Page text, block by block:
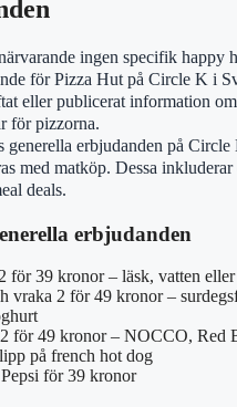
ingen specifik happy
för Pizza Hut på Circle K i
eller publicerat information
för pizzorna.
generella erbjudanden på
med matköp. Dessa
deals.
erbjudanden
för 39 kronor – läsk, vatten
vraka 2 för 49 kronor –
för 49 kronor – NOCCO, Red
på french hot dog
för 39 kronor